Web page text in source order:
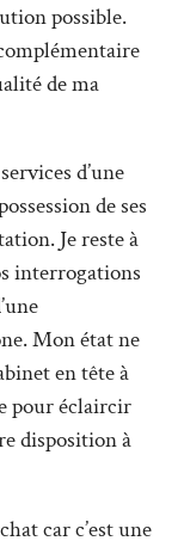
possible.
de ma
d’une
de ses
Je reste à
interrogations
Mon état ne
en tête à
pour éclaircir
disposition à
car c’est une